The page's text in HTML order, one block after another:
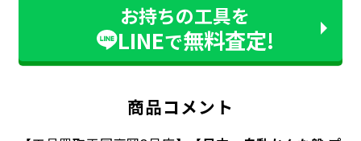
お持ちの工具を
LINEで無料査定!
商品コメント